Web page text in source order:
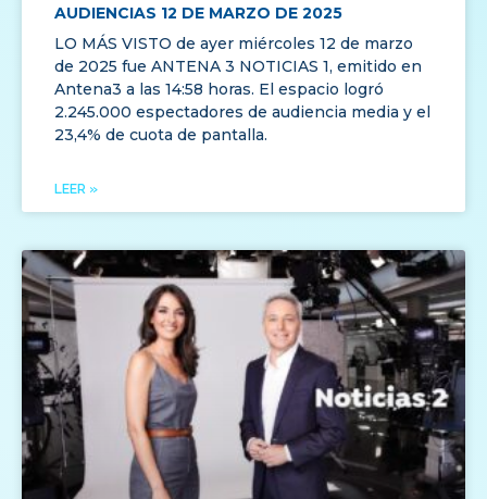
AUDIENCIAS 12 DE MARZO DE 2025
LO MÁS VISTO de ayer miércoles 12 de marzo
de 2025 fue ANTENA 3 NOTICIAS 1, emitido en
Antena3 a las 14:58 horas. El espacio logró
2.245.000 espectadores de audiencia media y el
23,4% de cuota de pantalla.
LEER »